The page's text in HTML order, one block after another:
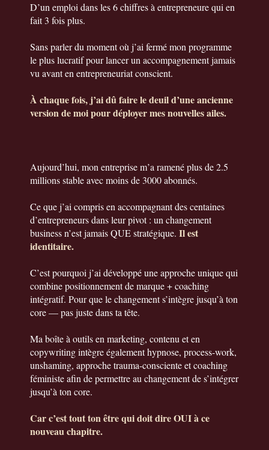
D’un emploi dans les 6 chiffres à entrepreneure qui en
fait 3 fois plus.
Sans parler du moment où j’ai fermé mon programme
le plus lucratif pour lancer un accompagnement jamais
vu avant en entrepreneuriat conscient.
À chaque fois, j’ai dû faire le deuil d’une ancienne
version de moi pour déployer mes nouvelles ailes.
Aujourd’hui, mon entreprise m’a ramené plus de 2.5
millions stable avec moins de 3000 abonnés.
Ce que j’ai compris en accompagnant des centaines
d’entrepreneurs dans leur pivot : un changement
business n’est jamais QUE stratégique. Il est
identitaire.
C’est pourquoi j’ai développé une approche unique qui
combine positionnement de marque + coaching
intégratif. Pour que le changement s’intègre jusqu’à ton
core — pas juste dans ta tête.
Ma boîte à outils en marketing, contenu et en
copywriting intègre également hypnose, process-work,
unshaming, approche trauma-consciente et coaching
féministe afin de permettre au changement de s’intégrer
jusqu’à ton core.
Car c’est tout ton être qui doit dire OUI à ce
nouveau chapitre.